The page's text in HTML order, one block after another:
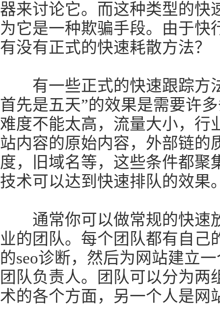
器来讨论它。而这种类型的快
为它是一种欺骗手段。由于快
有没有正式的快速耗散方法？
有一些正式的快速跟踪方
首先是五天”的效果是需要许
难度不能太高，流量大小，行
站内容的原始内容，外部链的
度，旧域名等，这些条件都聚
技术可以达到快速排队的效果
通常你可以做常规的快速
业的团队。每个团队都有自己
的seo诊断，然后为网站建立
团队负责人。团队可以分为两
术的各个方面，另一个人是网